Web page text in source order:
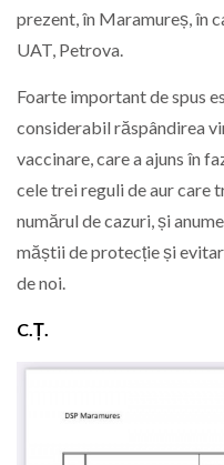
prezent, în Maramureș, în
UAT, Petrova.
Foarte important de spus
considerabil răspândirea
vaccinare, care a ajuns în
cele trei reguli de aur care
numărul de cazuri, și
măștii de protecție și
de noi.
C.Ț.